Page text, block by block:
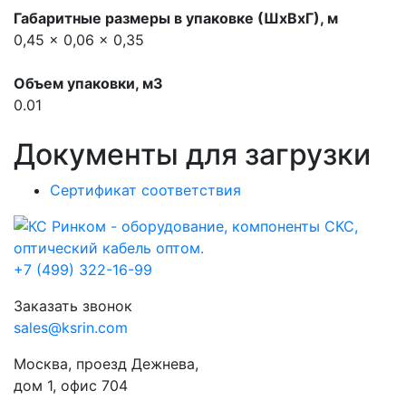
Габаритные размеры в упаковке (ШхВхГ), м
0,45 x 0,06 x 0,35
Объем упаковки, м3
0.01
Документы для загрузки
Сертификат соответствия
+7 (499) 322-16-99
Заказать звонок
sales@ksrin.com
Москва, проезд Дежнева,
дом 1, офис 704